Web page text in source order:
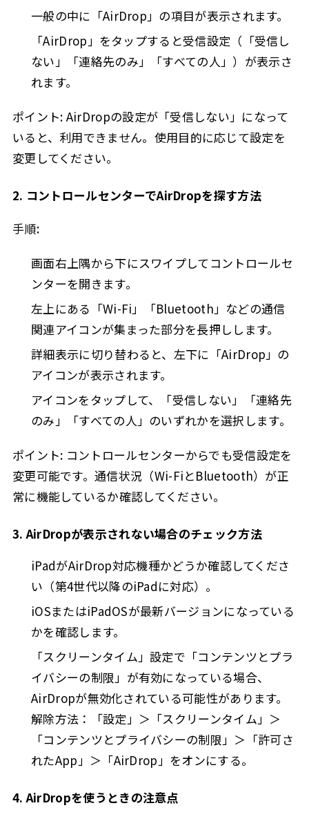
一般の中に「AirDrop」の項目が表示されます。
「AirDrop」をタップすると受信設定（「受信し
ない」「連絡先のみ」「すべての人」）が表示さ
れます。
ポイント: AirDropの設定が「受信しない」になって
いると、利用できません。使用目的に応じて設定を
変更してください。
2. コントロールセンターでAirDropを探す方法
手順:
画面右上隅から下にスワイプしてコントロールセ
ンターを開きます。
左上にある「Wi-Fi」「Bluetooth」などの通信
関連アイコンが集まった部分を長押しします。
詳細表示に切り替わると、左下に「AirDrop」の
アイコンが表示されます。
アイコンをタップして、「受信しない」「連絡先
のみ」「すべての人」のいずれかを選択します。
ポイント: コントロールセンターからでも受信設定を
変更可能です。通信状況（Wi-FiとBluetooth）が正
常に機能しているか確認してください。
3. AirDropが表示されない場合のチェック方法
iPadがAirDrop対応機種かどうか確認してくださ
い（第4世代以降のiPadに対応）。
iOSまたはiPadOSが最新バージョンになっている
かを確認します。
「スクリーンタイム」設定で「コンテンツとプラ
イバシーの制限」が有効になっている場合、
AirDropが無効化されている可能性があります。
解除方法：「設定」＞「スクリーンタイム」＞
「コンテンツとプライバシーの制限」＞「許可さ
れたApp」＞「AirDrop」をオンにする。
4. AirDropを使うときの注意点